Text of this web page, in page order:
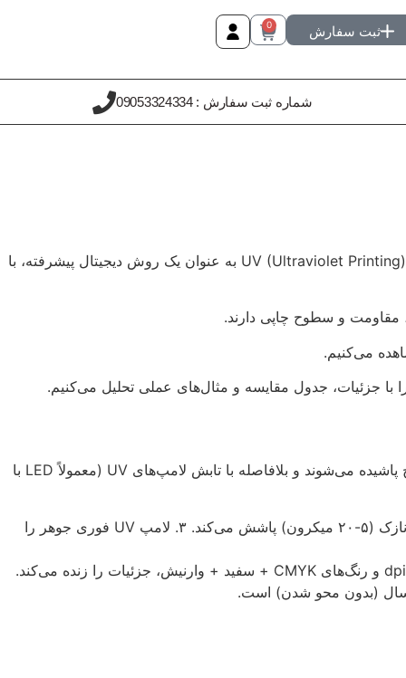
ثبت سفارش 0
شماره ثبت سفارش : 09053324334
تفاوت چاپ UV با روش‌های سنتی یکی از کلیدی‌ترین عوامل در انتخاب فناوری چاپ برای پروژه‌های تبلیغاتی، هنری و صنعتی است. چاپ UV (Ultraviolet Printing) به عنوان یک روش دیجیتال پیشرفته، با
مقاومت و سطوح چاپی دارند.
چاپ یووی یا UV Printing، یک فناوری دیجیتال است که در آن جوهرهای خاص (UV-Curable Inks) توسط هدهای پیزوالکتریک روی سطح پاشیده می‌شوند و بلافاصله با تابش لامپ‌های UV (معمولاً LED با
: ۱. فایل دیجیتال (PDF یا TIFF) به دستگاه ارسال می‌شود. ۲. هد چاپ (مانند Epson یا Ricoh) جوهر را در لایه‌های نازک (۵-۲۰ میکرون) پاشش می‌کند. ۳. لامپ UV فوری جوهر را
چاپ یووی روی سطوح غیرجاذب مانند شیشه، فلز، چوب، پلکسی‌گلاس، سرامیک، سنگ و حتی پارچه امکان‌پذیر است. رزولوشن تا ۱۴۴۰ dpi و رنگ‌های CMYK + سفید + وارنیش، جزئیات را زنده می‌کند.